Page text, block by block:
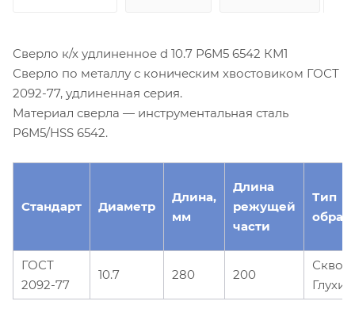
Сверло к/х удлиненное d 10.7 Р6М5 6542 КМ1
Сверло по металлу с коническим хвостовиком ГОСТ
2092-77, удлиненная серия.
Материал сверла — инструментальная сталь
Р6М5/HSS 6542.
Стандарт Диаметр
Длина,
мм
Длина
режущей
части
Тип
ГОСТ
2092-77
10.7 280 200
Глухие